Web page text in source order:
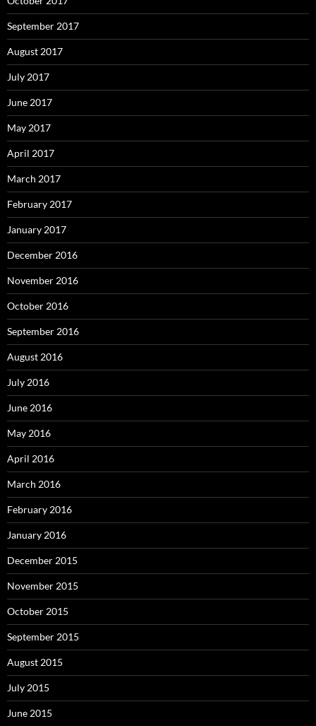
September 2017
August 2017
July 2017
June 2017
May 2017
April 2017
March 2017
February 2017
January 2017
December 2016
November 2016
October 2016
September 2016
August 2016
July 2016
June 2016
May 2016
April 2016
March 2016
February 2016
January 2016
December 2015
November 2015
October 2015
September 2015
August 2015
July 2015
June 2015